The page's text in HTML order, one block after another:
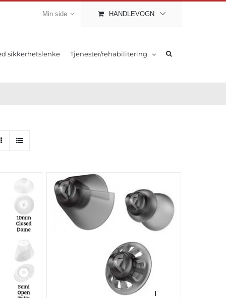
Min side HANDLEVOGN
sikkerhetslenke Tjenester/rehabilitering